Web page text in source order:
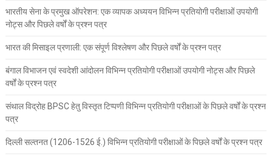
भारतीय सेना के प्रमुख ऑपरेशन: एक व्यापक अध्ययन विभिन्न प्रतियोगी परीक्षाओं उपयोगी
नोट्स और पिछले वर्षों के प्रश्न पत्र
भारत की मिसाइल प्रणाली: एक संपूर्ण विश्लेषण और पिछले वर्षों के प्रश्न पत्र
बंगाल विभाजन एवं स्वदेशी आंदोलन विभिन्न प्रतियोगी परीक्षाओं उपयोगी नोट्स और पिछले
वर्षों के प्रश्न पत्र
संथाल विद्रोह BPSC हेतु विस्तृत टिप्पणी विभिन्न प्रतियोगी परीक्षाओं के पिछले वर्षों के प्रश्न
पत्र
दिल्ली सल्तनत (1206-1526 ई.) विभिन्न प्रतियोगी परीक्षाओं के पिछले वर्षों के प्रश्न पत्र